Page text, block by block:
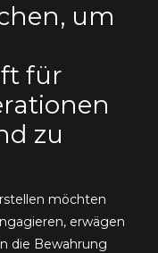
um
für
zu
möchten
erwägen
die Bewahrung